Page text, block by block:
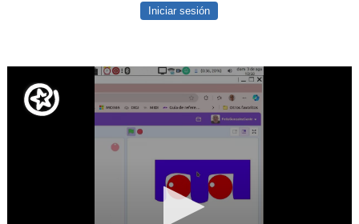
Iniciar sesión